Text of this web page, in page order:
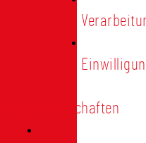
Tischgemeinschaften